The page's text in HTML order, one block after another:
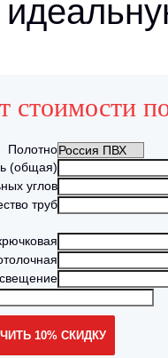
стоимости
Полотно
(общая)
углов
труб